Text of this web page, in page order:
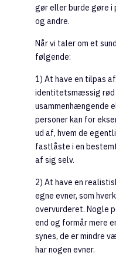
gør eller burde gøre i
og andre.
Når vi taler om et
følgende:
1) At have en tilpas
identitetsmæssig rød
usammenhængende
personer kan for
ud af, hvem de
fastlåste i en
af sig selv.
2) At have en
egne evner, som
overvurderet. Nogle
end og formår mere
synes, de er mindre
har nogen evner.